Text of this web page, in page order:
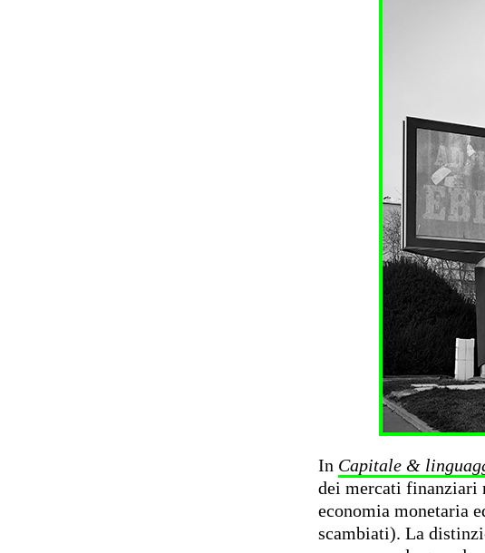
In Capitale &
dei mercati finanziari
economia monetaria
scambiati). La